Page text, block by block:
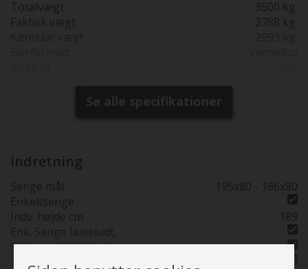
Totalvægt
3500 kg.
Faktisk vægt
2788 kg.
Grøn ejerafgift ½ år
Totallængde cm.
Bredde i cm.
205
Højde udv. cm.
265
Sovepladser
2
Siddepladser
4
Køreklar vægt
2993
Kørte km.
Se alle specifikationer
Indretning
Senge mål
195x80 - 186x80
Enkeltsenge
Indv. højde cm.
189
Enk. Senge lameludt.
Siddegrp inkl. fstole
Sidesiddegruppe